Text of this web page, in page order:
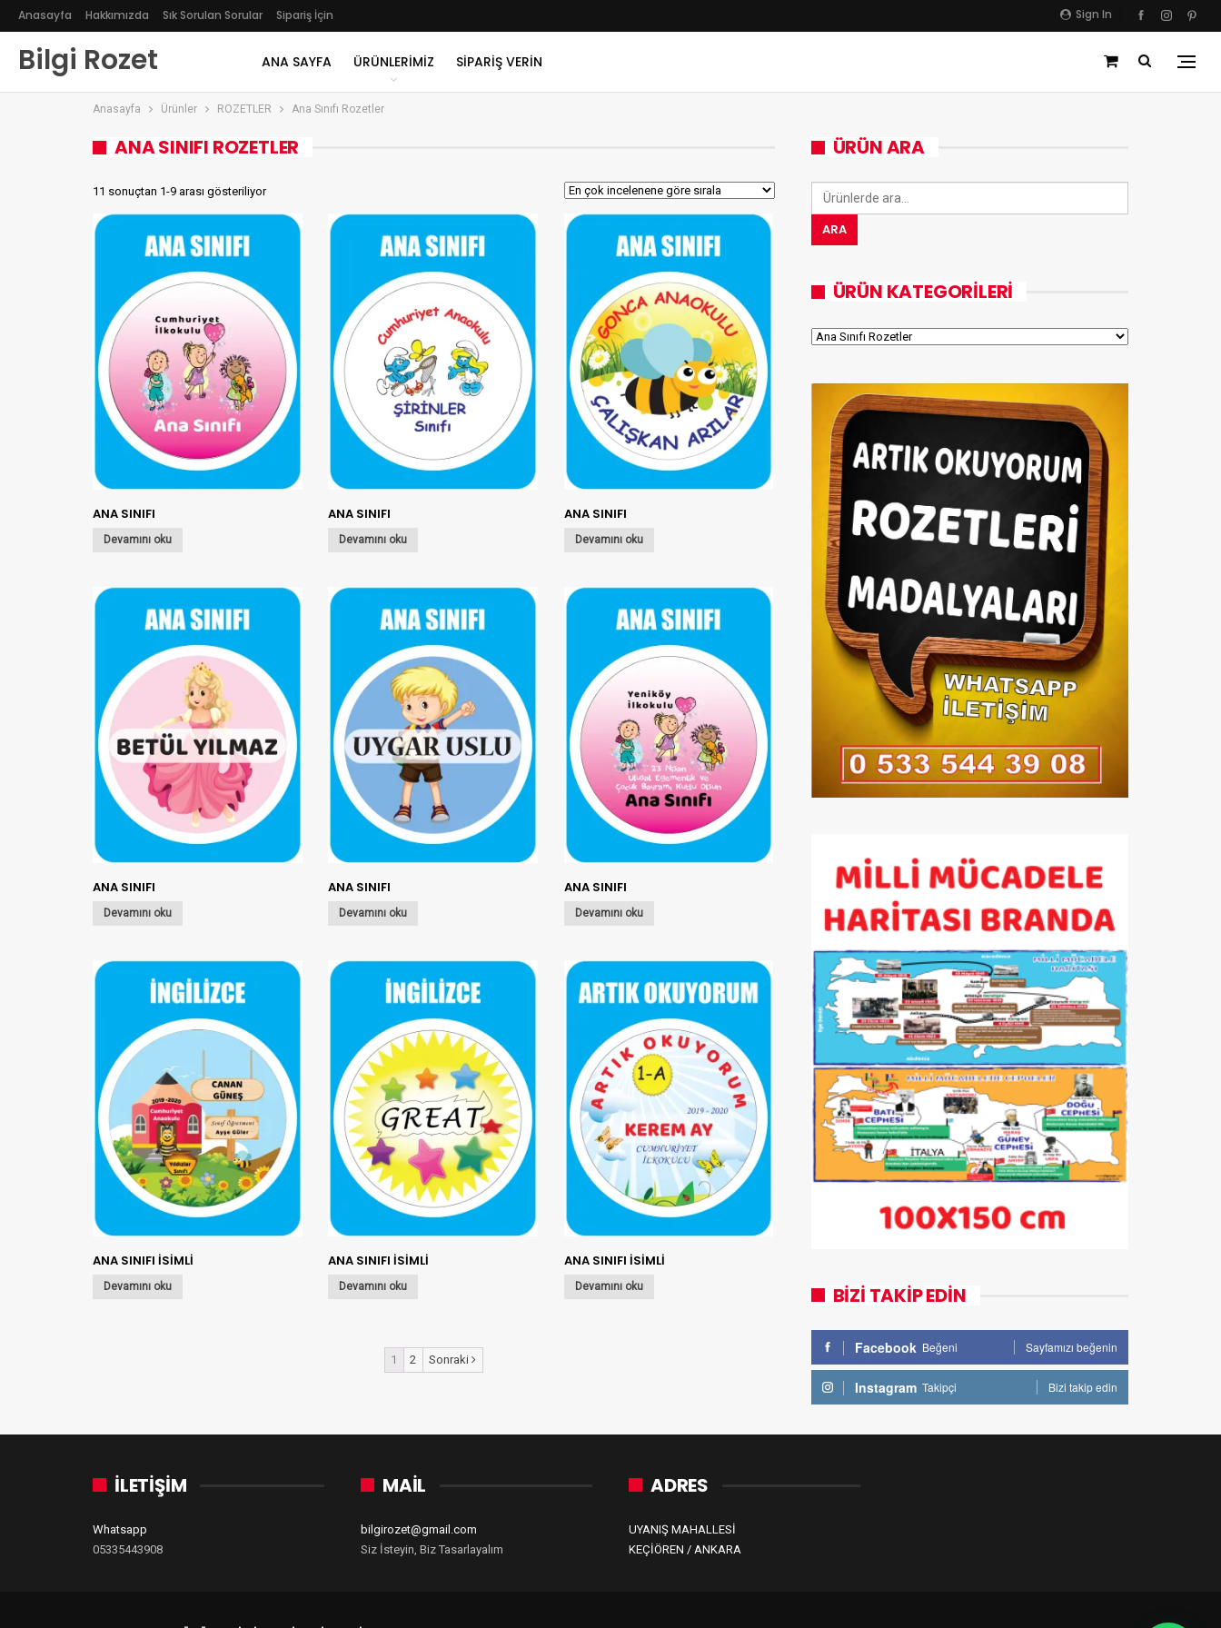
Sign In
Anasayfa Hakkımızda Sık Sorulan Sorular Sipariş İçin
Bilgi Rozet ANA SAYFA ÜRÜNLERIMIZ SIPARIŞ VERIN
Anasayfa Ürünler ROZETLER Ana Sınıfı Rozetler
ANA SINIFI ROZETLER
11 sonuçtan 1-9 arası gösteriliyor
ANA SINIFI
Devamını oku
ANA SINIFI
Devamını oku
ANA SINIFI
Devamını oku
ANA SINIFI
Devamını oku
ANA SINIFI
Devamını oku
ANA SINIFI
Devamını oku
ANA SINIFI İSİMLİ
Devamını oku
ANA SINIFI İSİMLİ
Devamını oku
ANA SINIFI İSİMLİ
Devamını oku
1 2 Sonraki
ÜRÜN ARA
Ara:
ARA
ÜRÜN KATEGORILERI
BİZİ TAKİP EDİN
Facebook Beğeni Sayfamızı beğenin
Instagram Takipçi Bizi takip edin
İLETİŞİM
Whatsapp
05335443908
MAİL
bilgirozet@gmail.com
Siz İsteyin, Biz Tasarlayalım
ADRES
UYANIŞ MAHALLESİ
KEÇİÖREN / ANKARA